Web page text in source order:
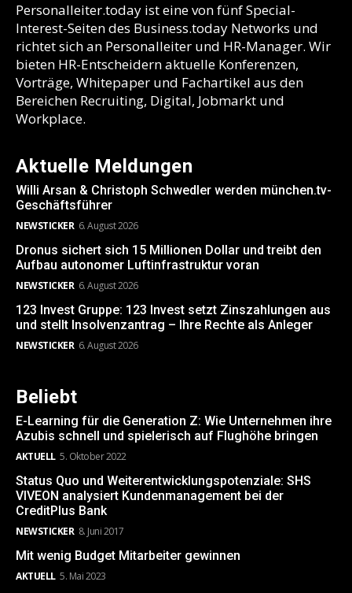
Personalleiter.today ist eine von fünf Special-
Interest-Seiten des Business.today Networks und
richtet sich an Personalleiter und HR-Manager. Wir
bieten HR-Entscheidern aktuelle Konferenzen,
Vorträge, Whitepaper und Fachartikel aus den
Bereichen Recruiting, Digital, Jobmarkt und
Workplace.
Aktuelle Meldungen
Willi Arsan & Christoph Schwedler werden münchen.tv-
Geschäftsführer
NEWSTICKER 6. August 2026
Dronus sichert sich 15 Millionen Dollar und treibt den
Aufbau autonomer Luftinfrastruktur voran
NEWSTICKER 6. August 2026
123 Invest Gruppe: 123 Invest setzt Zinszahlungen aus
und stellt Insolvenzantrag – Ihre Rechte als Anleger
NEWSTICKER 6. August 2026
Beliebt
E-Learning für die Generation Z: Wie Unternehmen ihre
Azubis schnell und spielerisch auf Flughöhe bringen
AKTUELL 5. Oktober 2022
Status Quo und Weiterentwicklungspotenziale: SHS
VIVEON analysiert Kundenmanagement bei der
CreditPlus Bank
NEWSTICKER 8. Juni 2017
Mit wenig Budget Mitarbeiter gewinnen
AKTUELL 5. Mai 2023